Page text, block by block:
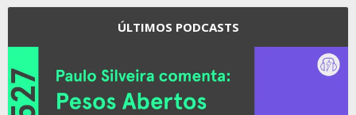
ÚLTIMOS PODCASTS